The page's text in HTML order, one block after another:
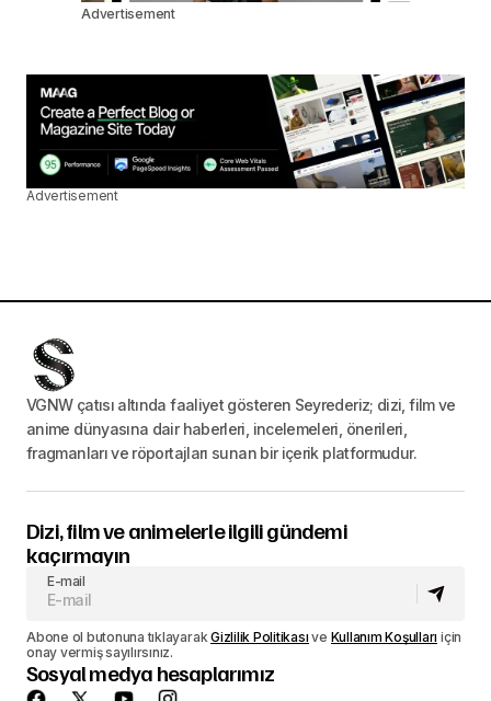
Advertisement
Advertisement
VGNW çatısı altında faaliyet gösteren Seyrederiz; dizi, film ve
anime dünyasına dair haberleri, incelemeleri, önerileri,
fragmanları ve röportajları sunan bir içerik platformudur.
Dizi, film ve animelerle ilgili gündemi
kaçırmayın
E-mail
Abone ol butonuna tıklayarakGizlilik Politikası ve Kullanım Koşulları için
onay vermiş sayılırsınız.
Sosyal medya hesaplarımız